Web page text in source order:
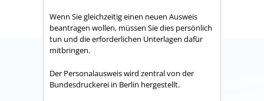
Wenn Sie gleichzeitig einen neuen Ausweis
beantragen wollen, müssen Sie dies persönlich
tun und die erforderlichen Unterlagen dafür
mitbringen.
Der Personalausweis wird zentral von der
Bundesdruckerei in Berlin hergestellt.